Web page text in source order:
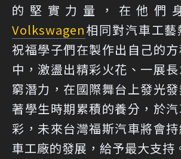
的堅實力量，在他們
Volkswagen相同對汽車工藝
祝福學子們在製作出自己的
中，激盪出精彩火花、一展
窮潛力，在國際舞台上發光
著學生時期累積的養分，於
彩，未來台灣福斯汽車將會
車工廠的發展，給予最大支持